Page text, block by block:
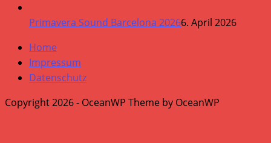
Primavera Sound Barcelona 20266. April 2026
Home
Impressum
Datenschutz
Copyright 2026 - OceanWP Theme by OceanWP